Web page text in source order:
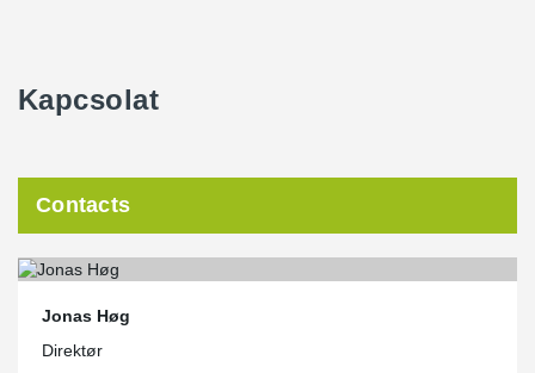
Kapcsolat
Contacts
Jonas Høg
Direktør